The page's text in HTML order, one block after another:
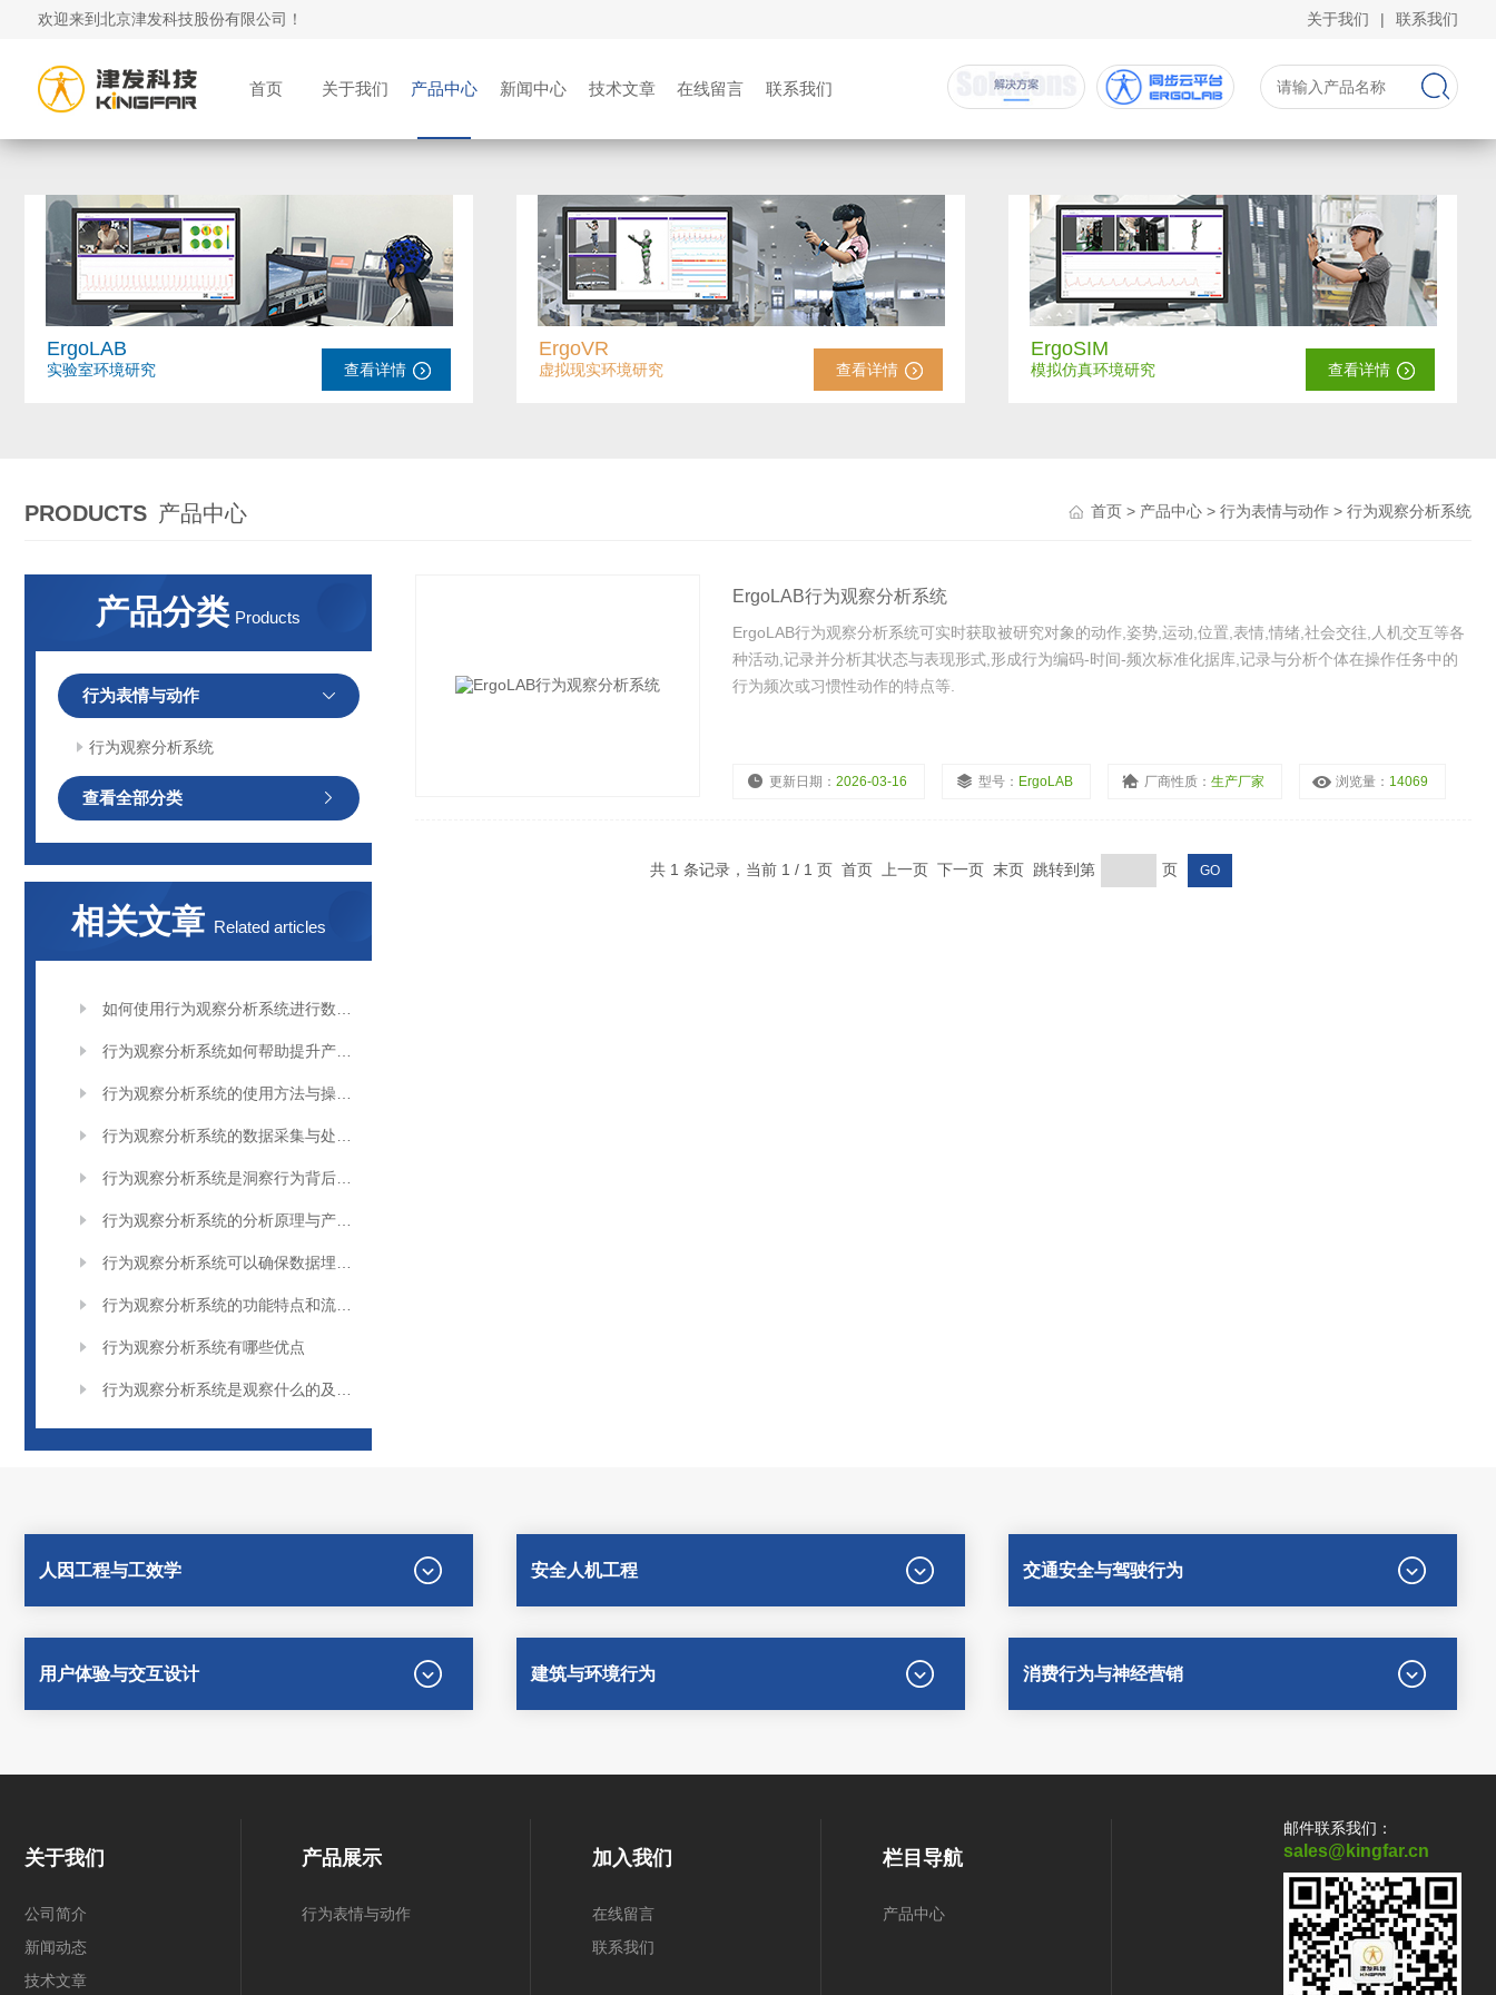
欢迎来到北京津发科技股份有限公司！ 关于我们 | 联系我们
首页 关于我们 产品中心 新闻中心 技术文章 在线留言 联系我们
ErgoLAB
实验室环境研究 查看详情
ErgoVR
虚拟现实环境研究 查看详情
ErgoSIM
模拟仿真环境研究 查看详情
PRODUCTS 产品中心 首页 > 产品中心 > 行为表情与动作 > 行为观察分析系统
产品分类 Products
行为表情与动作
行为观察分析系统
查看全部分类
相关文章 Related articles
行为观察分析系统有哪些优点
ErgoLAB行为观察分析系统
ErgoLAB行为观察分析系统可实时获取被研究对象的动作,姿势,运动,位置,表情,情绪,社会交往,人机交互等各
种活动,记录并分析其状态与表现形式,形成行为编码-时间-频次标准化据库,记录与分析个体在操作任务中的
行为频次或习惯性动作的特点等.
更新日期： 2026-03-16 型号： ErgoLAB 厂商性质： 生产厂家 浏览量： 14069
共 1 条记录，当前 1 / 1 页 首页 上一页 下一页 末页 跳转到第 页
人因工程与工效学 安全人机工程 交通安全与驾驶行为
用户体验与交互设计 建筑与环境行为 消费行为与神经营销
关于我们
公司简介
新闻动态
技术文章
产品展示
行为表情与动作
加入我们
在线留言
联系我们
栏目导航
产品中心
邮件联系我们：
sales@kingfar.cn